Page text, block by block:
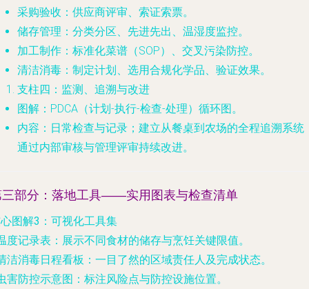
采购验收 ：供应商评审、索证索票。
储存管理 ：分类分区、先进先出、温湿度监控。
加工制作 ：标准化菜谱（SOP）、交叉污染防控。
清洁消毒 ：制定计划、选用合规化学品、验证效果。
支柱四：监测、追溯与改进
图解 ：PDCA（计划-执行-检查-处理）循环图。
内容 ：日常检查与记录；建立从餐桌到农场的全程追溯系统
通过内部审核与管理评审持续改进。
三部分：落地工具——实用图表与检查清单
图解3：可视化工具集
度记录表 ：展示不同食材的储存与烹饪关键限值。
洁消毒日程看板 ：一目了然的区域责任人及完成状态。
害防控示意图 ：标注风险点与防控设施位置。